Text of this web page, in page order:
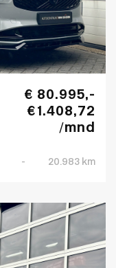
€ 80.995,-
€ 1.408,72
/mnd
- 20.983 km